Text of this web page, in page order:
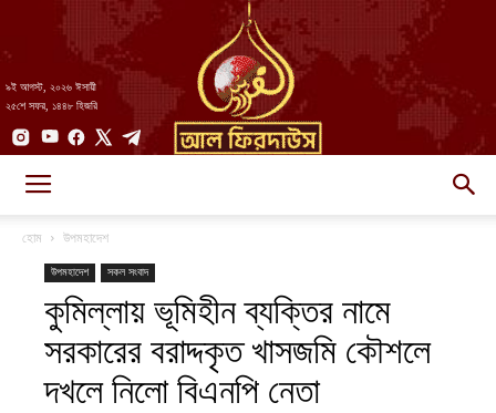
৯ই আগস্ট, ২০২৬ ঈসায়ী
২৫শে সফর, ১৪৪৮ হিজরি
||
আল-
হোম উপমহাদেশ
উপমহাদেশ সকল সংবাদ
কুমিল্লায় ভূমিহীন ব্যক্তির নামে
সরকারের বরাদ্দকৃত খাসজমি কৌশলে
দখলে নিলো বিএনপি নেতা